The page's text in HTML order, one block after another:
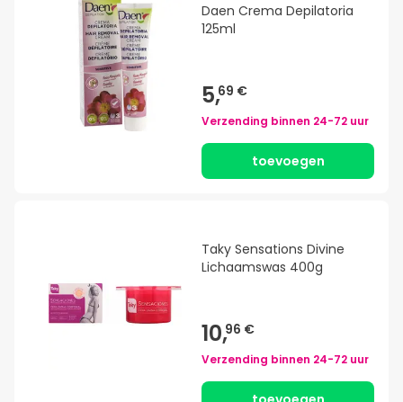
Daen Crema Depilatoria
125ml
5,69 €
Verzending binnen 24-72 uur
toevoegen
Taky Sensations Divine
Lichaamswas 400g
10,96 €
Verzending binnen 24-72 uur